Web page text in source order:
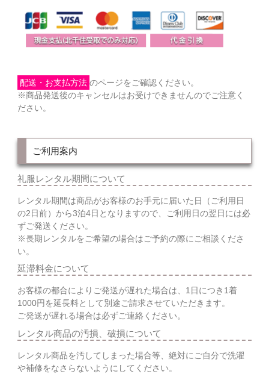
配送・お支払方法 のページをご確認ください。
※商品発送後のキャンセルはお受けできませんのでご注意く
ださい。
ご利用案内
礼服レンタル期間について
レンタル期間は商品がお客様のお手元に届いた日（ご利用日
の2日前）から3泊4日となりますので、ご利用日の翌日には必
ずご発送ください。
※長期レンタルをご希望の場合はご予約の際にご相談くださ
い。
延滞料金について
お客様の都合によりご発送が遅れた場合は、1日につき1着
1000円を延長料として別途ご請求させていただきます。
ご発送が遅れる場合は必ずご連絡ください。
レンタル商品の汚損、破損について
レンタル商品を汚してしまった場合等、絶対にご自分で洗濯
や補修をなさらないようにしてください。